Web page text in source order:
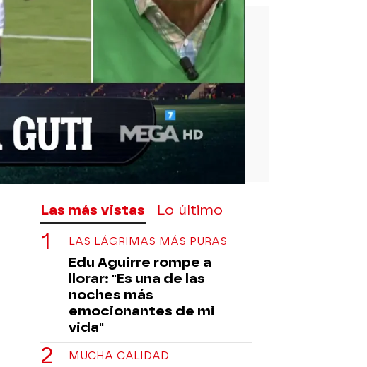
Flipboard
Las más vistas Lo último
LAS LÁGRIMAS MÁS PURAS
Edu Aguirre rompe a
llorar: "Es una de las
noches más
emocionantes de mi
vida"
MUCHA CALIDAD